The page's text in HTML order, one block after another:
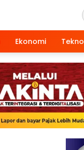
Ekonomi Tekno